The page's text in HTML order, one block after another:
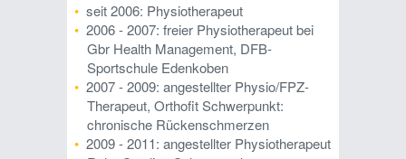
seit 2006: Physiotherapeut
2006 - 2007: freier Physiotherapeut bei
Gbr Health Management, DFB-
Sportschule Edenkoben
2007 - 2009: angestellter Physio/FPZ-
Therapeut, Orthofit Schwerpunkt:
chronische Rückenschmerzen
2009 - 2011: angestellter Physiotherapeut